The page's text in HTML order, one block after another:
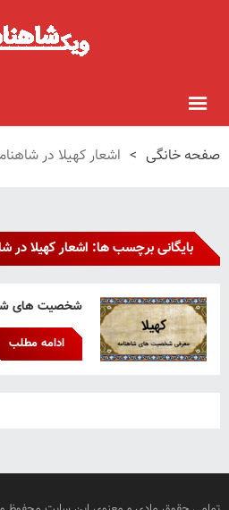
صفحه خانگی > اشعار کهیلا در
بایگانی برچسب ها: اشعار کهیلا در
شخصیت های
ادامه مطلب